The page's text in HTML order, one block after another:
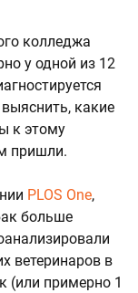
колледжа
у одной из 12
какие
к этому
пришли.
PLOS One,
больше
ветеринаров в
(или примерно 1